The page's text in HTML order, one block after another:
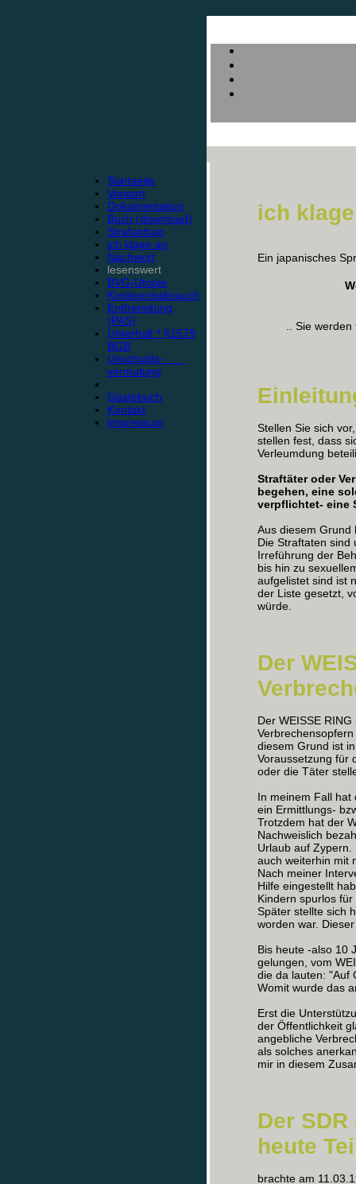
Startseite
Vorwort
Dokumentation
Buch (download)
Strafantrag
ich klage an
Nachwort
lesenswert
BVG-Utopie
Kindesmissbrauch
Entfremdung
(PAS)
Unterhalt * §1579
BGB
Unschulds-
vermutung
Gästebuch
Kontakt
Impressum
ich
Ein japanisches
.. Sie
Stellen Sie sich
stellen fest, dass
Verleumdung
Straftäter oder
begehen, eine
verpflichtet- eine
Aus diesem Grund
Die Straftaten sind
Irreführung der
bis hin zu
aufgelistet sind ist
der Liste gesetzt,
würde.
Der
Der WEISSE
diesem Grund ist
Voraussetzung für
oder die Täter
In meinem Fall hat
ein Ermittlungs-
Trotzdem hat der
Nachweislich
Urlaub auf
auch weiterhin mit
Nach meiner
Hilfe eingestellt
Kindern spurlos
Später stellte sich
worden war.
Bis heute -also 10
gelungen, vom
die da lauten: "Auf
Womit wurde das
Erst die
der Öffentlichkeit
angebliche
als solches
mir in diesem
Der
heute
brachte am